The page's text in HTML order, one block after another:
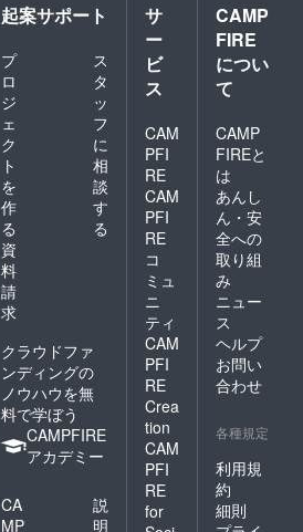
起案サポート
プ
ロ
ジ
ェ
ク
ト
を
作
る
ス
タ
ッ
フ
に
相
談
す
る
資
料
請
求
クラウドファ
ンディングの
ノウハウを無
料で学ぼう
CAMPFIRE
アカデミー
CA
MP
説
明
サ
ー
ビ
ス
CAM
PFI
RE
CAM
PFI
RE
コ
ミュ
ニ
ティ
CAM
PFI
RE
Crea
tion
CAM
PFI
RE
for
CAMP
FIRE
につい
て
CAMP
FIREと
は
あんし
ん・安
全への
取り組
み
ニュー
ス
ヘルプ
お問い
合わせ
各種規定
利用規
約
細則